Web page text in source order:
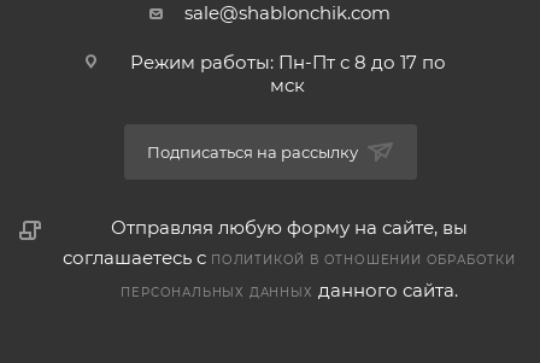
sale@shablonchik.com
Режим работы: Пн-Пт с 8 до 17 по
мск
Подписаться на рассылку
Отправляя любую форму на сайте, вы
соглашаетесь с ПОЛИТИКОЙ В ОТНОШЕНИИ ОБРАБОТКИ
ПЕРСОНАЛЬНЫХ ДАННЫХ данного сайта.